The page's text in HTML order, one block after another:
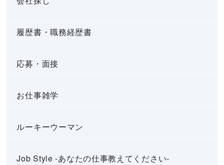
履歴書・職務経歴書
応募・面接
お仕事雑学
ルーキーウーマン
Job Style -あなたの仕事教えてください-